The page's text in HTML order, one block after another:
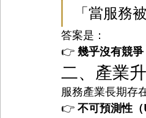
「當服務
答案是：
👉 幾乎沒有競爭
二、產業
服務產業長期存
👉 不可預測性